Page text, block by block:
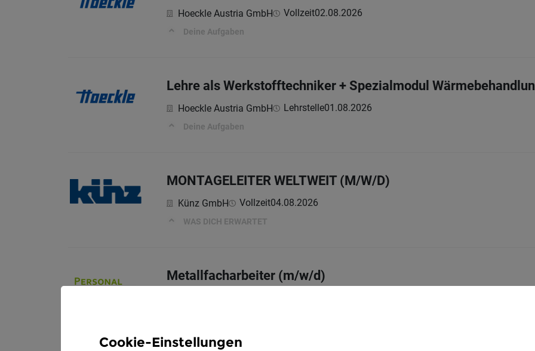
Hoeckle Austria GmbH Vollzeit02.08.2026
Deine Aufgaben
Lehre als Werkstofftechniker + Spezialmodul
Hoeckle Austria GmbH Lehrstelle01.08.2026
Deine Aufgaben
MONTAGELEITER WELTWEIT (M/W/D)
Künz GmbH Vollzeit04.08.2026
WAS DICH ERWARTET
Metallfacharbeiter (m/w/d)
Cookie-Einstellungen